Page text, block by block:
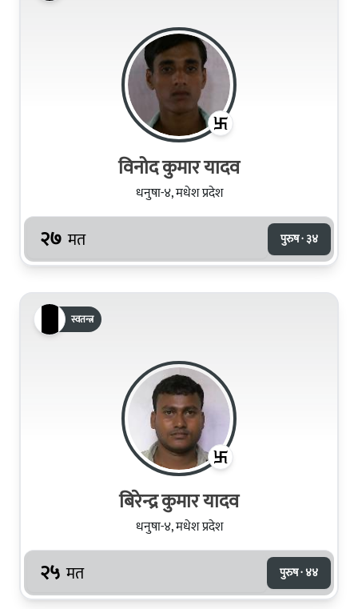
विनोद कुमार यादव
धनुषा-४, मधेश प्रदेश
२७ मत पुरुष · ३४
स्वतन्त्र
बिरेन्द्र कुमार यादव
धनुषा-४, मधेश प्रदेश
२५ मत पुरुष · ४४